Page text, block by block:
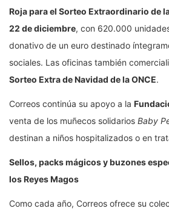
Roja para el Sorteo Extraordinario de
22 de diciembre, con 620.000
donativo de un euro destinado
sociales. Las oficinas también
Sorteo Extra de Navidad de la ONCE.
Correos continúa su apoyo a la
venta de los muñecos solidarios Baby
destinan a niños hospitalizados o en
Sellos, packs mágicos y buzones
los Reyes Magos
Como cada año, Correos ofrece su